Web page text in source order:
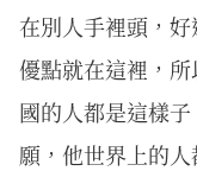
在別人手裡頭，
優點就在這裡，
國的人都是這樣
願，他世界上的